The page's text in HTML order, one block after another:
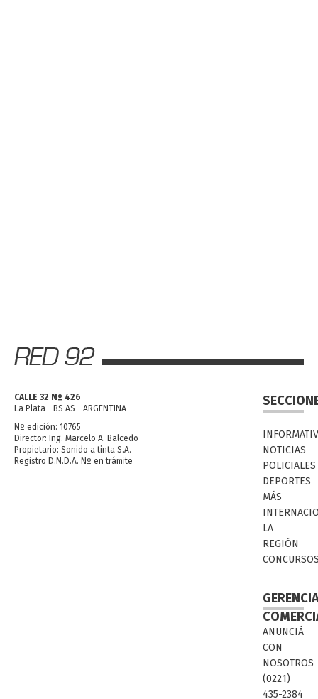
CALLE 32 Nº 426
La Plata - BS AS - ARGENTINA
Nº edición: 10765
Director: Ing. Marcelo A. Balcedo
Propietario: Sonido a tinta S.A.
Registro D.N.D.A. Nº en trámite
NOTICIAS
POLICIALES
DEPORTES
MÁS
LA
REGIÓN
ANUNCIÁ
CON
NOSOTROS
(0221)
435-2384